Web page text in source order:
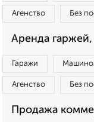
Агенство Без
Аренда
Гаражи
Агенство Без
Продажа